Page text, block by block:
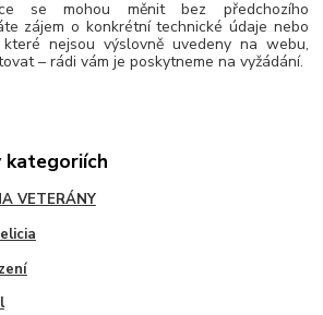
se mohou měnit bez předchozího
zájem o konkrétní technické údaje nebo
nejsou výslovně uvedeny na webu,
– rádi vám je poskytneme na vyžádání.
kategoriích
VETERÁNY